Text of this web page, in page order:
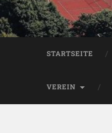
STARTSEITE
VEREIN